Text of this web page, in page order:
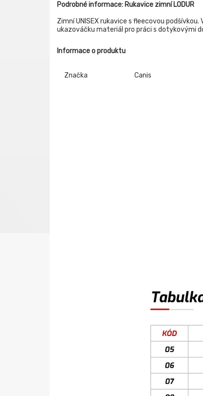
Podrobné informace: Rukavice zimní LODUR
Zimní UNISEX rukavice s fleecovou
ukazováčku materiál pro práci s dotykovými
Informace o produktu
Značka Canis